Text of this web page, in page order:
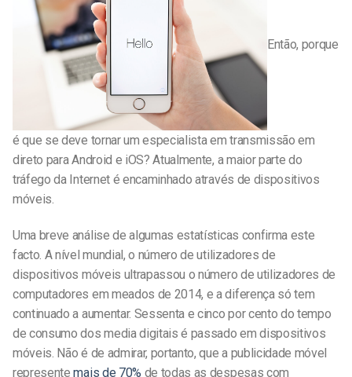
Então, porque
é que se deve tornar um especialista em transmissão em
direto para Android e iOS? Atualmente, a maior parte do
tráfego da Internet é encaminhado através de dispositivos
móveis.
Uma breve análise de algumas estatísticas confirma este
facto. A nível mundial, o número de utilizadores de
dispositivos móveis ultrapassou o número de utilizadores de
computadores em meados de 2014, e a diferença só tem
continuado a aumentar. Sessenta e cinco por cento do tempo
de consumo dos media digitais é passado em dispositivos
móveis. Não é de admirar, portanto, que a publicidade móvel
representemais de 70% de todas as despesas com